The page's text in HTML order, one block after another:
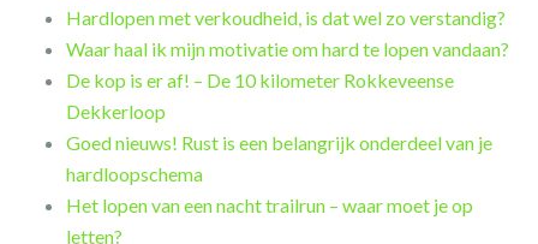
Hardlopen met verkoudheid, is dat wel zo verstandig?
Waar haal ik mijn motivatie om hard te lopen vandaan?
De kop is er af! – De 10 kilometer Rokkeveense
Dekkerloop
Goed nieuws! Rust is een belangrijk onderdeel van je
hardloopschema
Het lopen van een nacht trailrun – waar moet je op
letten?